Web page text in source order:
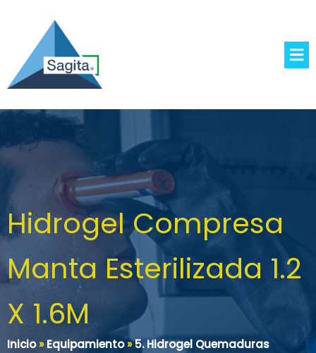
Hidrogel Compresa
Manta Esterilizada 1.2
X 1.6M
Inicio»Equipamiento»5. Hidrogel Quemaduras